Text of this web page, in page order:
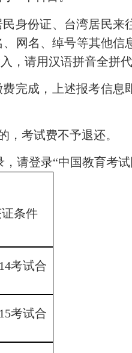
身份证、台湾居民来
网名、绰号等其他信
，请用汉语拼音全拼代
完成，上述报考信息
考试费不予退还。
请登录“中国教育考试
条件
考试合
考试合